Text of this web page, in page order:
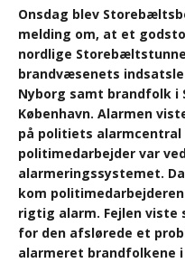
Onsdag blev
melding om, at et
nordlige
brandvæsenets
Nyborg samt brandfolk i
København. Alarmen
på politiets alarmcentral
politimedarbejder var
alarmeringssystemet.
kom
rigtig alarm. Fejlen viste
for den afslørede et
alarmeret brandfolkene i